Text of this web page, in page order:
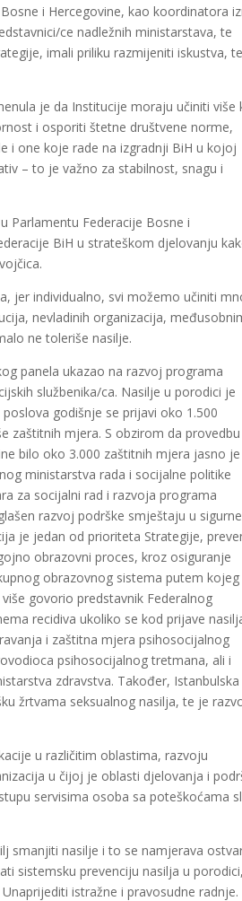
i Hercegovine, kao koordinatora
ce nadležnih ministarstava, te
imali priliku razmijeniti iskustva,
je da Institucije moraju učiniti više
i osporiti štetne društvene norme,
i one koje rade na izgradnji BiH u kojoj
– to je važno za stabilnost, snagu i
Parlamentu Federacije Bosne i
BiH u strateškom djelovanju
jer individualno, svi možemo učiniti
nevladinih organizacija,
ne toleriše nasilje.
panela ukazao na razvoj programa
službenika/ca. Nasilje u porodici je
godišnje se prijavi oko 1.500
zaštitnih mjera. S obzirom da provedbu
bilo oko 3.000 zaštitnih mjera jasno je
ministarstva rada i socijalne politike
za socijalni rad i razvoja programa
razvoj podrške smještaju u sigurne
je jedan od prioriteta Strategije,
obrazovni proces, kroz osiguranje
obrazovnog sistema putem kojeg
govorio predstavnik Federalnog
recidiva ukoliko se kod prijave
i zaštitna mjera psihosocijalnog
psihosocijalnog tretmana, ali i
zdravstva. Također, Istanbulska
žrtvama seksualnog nasilja, te je
u različitim oblastima, razvoju
u čijoj je oblasti djelovanja i
servisima osoba sa poteškoćama
smanjiti nasilje i to se namjerava
sistemsku prevenciju nasilja u
istražne i pravosudne radnje.